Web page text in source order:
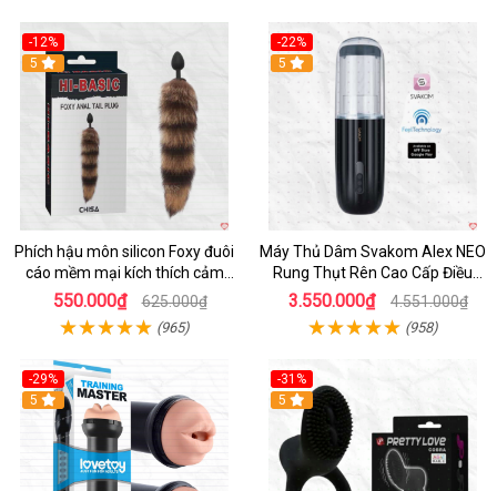
-12%
Hot
5
Phích hậu môn silicon Foxy đuôi
cáo mềm mại kích thích cảm
giác mới
550.000₫ 625.000₫
(965)
-22%
5
Máy Thủ Dâm Svakom Alex NEO
Rung Thụt Rên Cao Cấp Điều
Khiển App
3.550.000₫ 4.551.000₫
(958)
-29%
Hot
5
-31%
5